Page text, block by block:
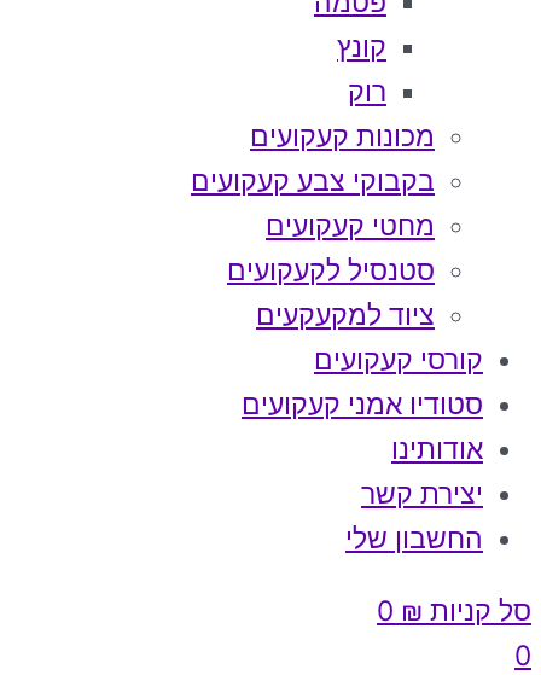
קונץ
רוק
מכונות קעקועים
בקבוקי צבע קעקועים
מחטי קעקועים
סטנסיל לקעקועים
ציוד למקעקעים
קורסי קעקועים
סטודיו אמני קעקועים
אודותינו
יצירת קשר
החשבון שלי
סל קניות ₪
0